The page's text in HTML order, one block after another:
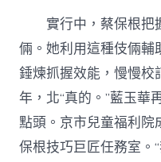
實行中，蔡保根把
倆。她利用這種伎倆輔
錘煉抓握效能，慢慢
年，北“真的。”藍玉華
點頭。京市兒童福利院
保根技巧巨匠任務室。